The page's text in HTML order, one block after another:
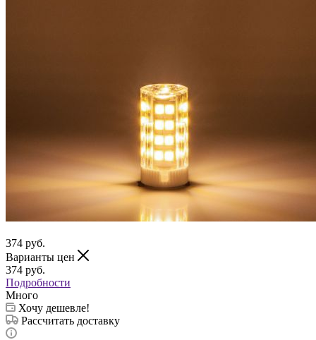
374 руб.
Варианты цен
374 руб.
Подробности
Много
Хочу дешевле!
Рассчитать доставку